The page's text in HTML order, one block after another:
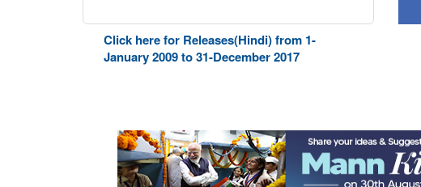
Click here for Releases(Hindi) from 1-
January 2009 to 31-December 2017